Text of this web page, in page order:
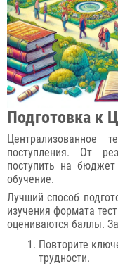
Подготовка к
Централизованное
поступления. От
поступить на бюджет
обучение.
Лучший способ
изучения формата
оцениваются баллы.
Повторите
трудности.